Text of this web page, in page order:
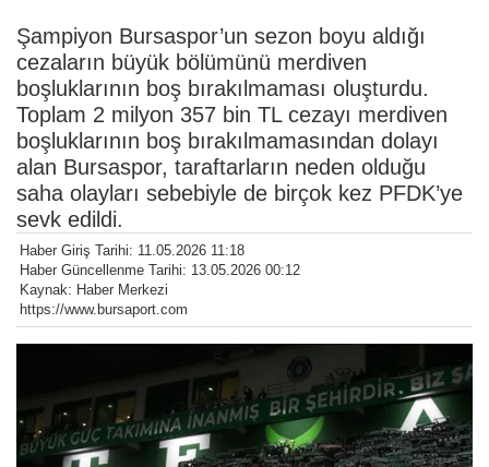
Şampiyon Bursaspor’un sezon boyu aldığı
cezaların büyük bölümünü merdiven
boşluklarının boş bırakılmaması oluşturdu.
Toplam 2 milyon 357 bin TL cezayı merdiven
boşluklarının boş bırakılmamasından dolayı
alan Bursaspor, taraftarların neden olduğu
saha olayları sebebiyle de birçok kez PFDK’ye
sevk edildi.
Haber Giriş Tarihi: 11.05.2026 11:18
Haber Güncellenme Tarihi: 13.05.2026 00:12
Kaynak: Haber Merkezi
https://www.bursaport.com